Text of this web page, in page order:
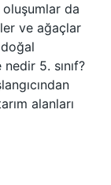
da
ve ağaçlar
5. sınıf?
alanları